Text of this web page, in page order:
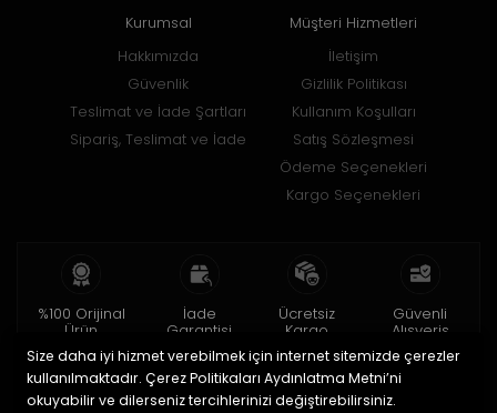
Kurumsal
Hakkımızda
Güvenlik
Teslimat ve İade Şartları
Sipariş, Teslimat ve İade
Müşteri Hizmetleri
İletişim
Gizlilik Politikası
Kullanım Koşulları
Satış Sözleşmesi
Ödeme Seçenekleri
Kargo Seçenekleri
%100 Orijinal
Ürün
2 yıl garanti
İade
Garantisi
15 gün içinde
iade
Ücretsiz
Kargo
150 TL ve üzeri
Güvenli
Alışveriş
256bit SSL ile
Size daha iyi hizmet verebilmek için internet sitemizde çerezler
kullanılmaktadır. Çerez Politikaları Aydınlatma Metni’ni
okuyabilir ve dilerseniz tercihlerinizi değiştirebilirsiniz.